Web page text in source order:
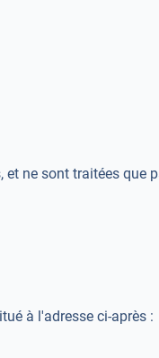
ne sont traitées que
à l'adresse ci-après :